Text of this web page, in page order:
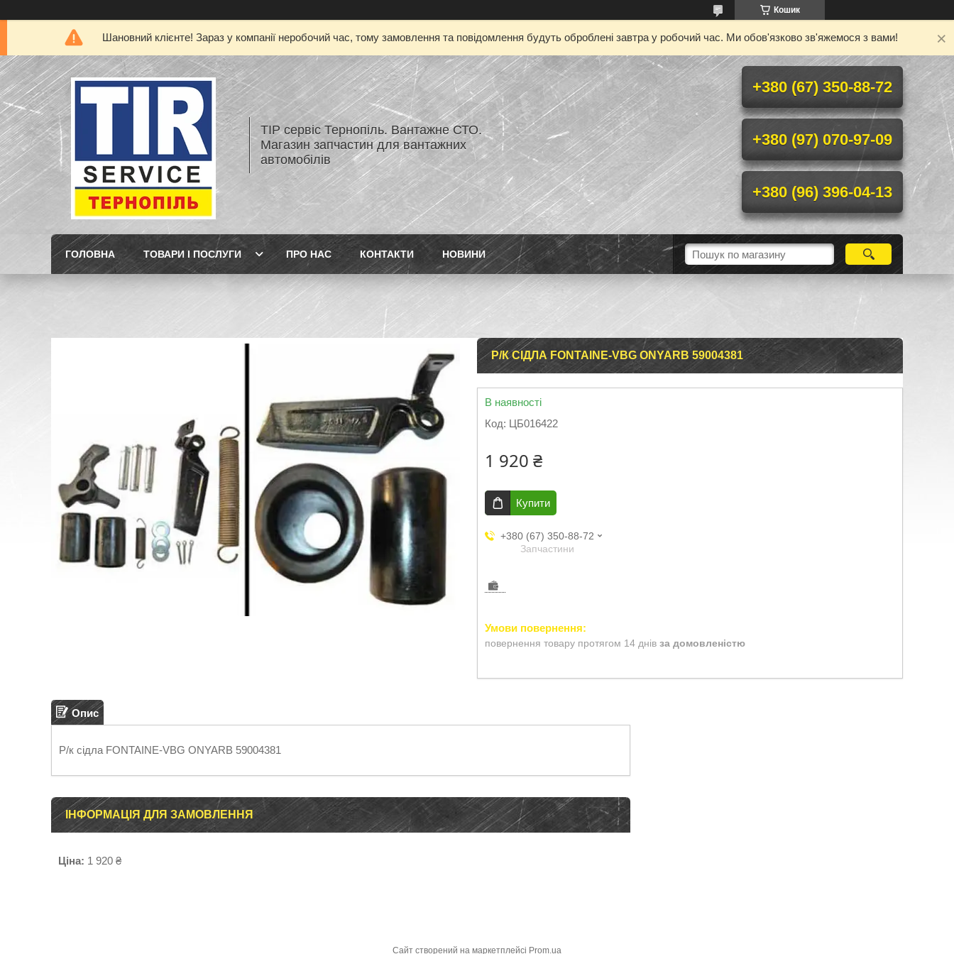
Кошик
Шановний клієнте! Зараз у компанії неробочий час, тому замовлення та повідомлення будуть оброблені завтра у робочий час. Ми обов'язково зв'яжемося з вами!
ТІР сервіс Тернопіль. Вантажне СТО.
Магазин запчастин для вантажних
автомобілів
+380 (67) 350-88-72
+380 (97) 070-97-09
+380 (96) 396-04-13
ГОЛОВНА ТОВАРИ І ПОСЛУГИ ПРО НАС КОНТАКТИ НОВИНИ
Р/К СІДЛА FONTAINE-VBG ONYARB 59004381
В наявності
Код: ЦБ016422
1 920 ₴
Купити
+380 (67) 350-88-72
Запчастини
повернення товару протягом 14 днів за домовленістю
Опис
Р/к сідла FONTAINE-VBG ONYARB 59004381
ІНФОРМАЦІЯ ДЛЯ ЗАМОВЛЕННЯ
Ціна: 1 920 ₴
Сайт створений на маркетплейсі Prom.ua